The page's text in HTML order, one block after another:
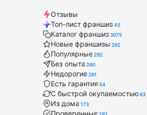
Отзывы
Топ-лист франшиз45
Каталог франшиз3075
Новые франшизы 292
Популярные292
Без опыта 260
Недорогие291
Есть гарантия 54
С быстрой окупаемостью63
Из дома 173
Проверенные